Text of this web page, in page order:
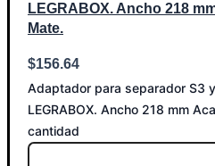
LEGRABOX. Ancho 218
Mate.
$156.64
Adaptador para separador S3
LEGRABOX. Ancho 218 mm
cantidad